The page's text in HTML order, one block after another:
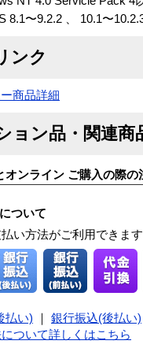
8.1〜9.2.2 、 10.1〜
ンク
商品詳細
ョン品・関連商
オンライン ご購入の際の
ついて
い方法がご利用できます
払い) 銀行振込(後払い)
ついて詳しくはこちら